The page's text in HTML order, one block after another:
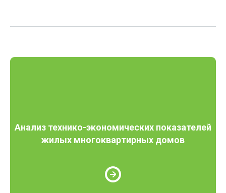
Анализ технико-экономических показателей
жилых многоквартирных домов